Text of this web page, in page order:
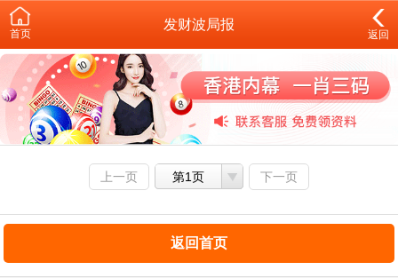
首页
发财波局报
返回
上一页 第1页 下一页
返回首页